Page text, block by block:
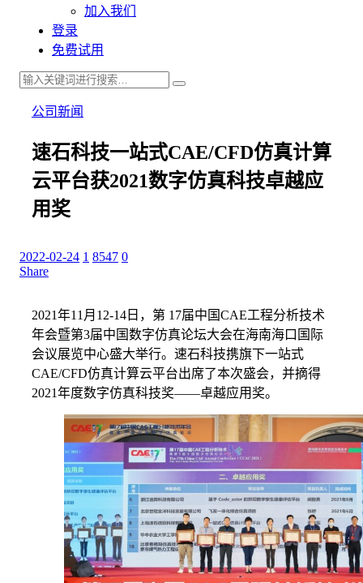
加入我们
登录
免费试用
公司新闻
速石科技一站式CAE/CFD仿真计算
云平台获2021数字仿真科技卓越应
用奖
2022-02-24 1 8547 0
Share
2021年11月12-14日，第 17届中国CAE工程分析技术
年会暨第3届中国数字仿真论坛大会在海南海口国际
会议展览中心盛大举行。速石科技携旗下一站式
CAE/CFD仿真计算云平台出席了本次盛会，并摘得
2021年度数字仿真科技奖——卓越应用奖。